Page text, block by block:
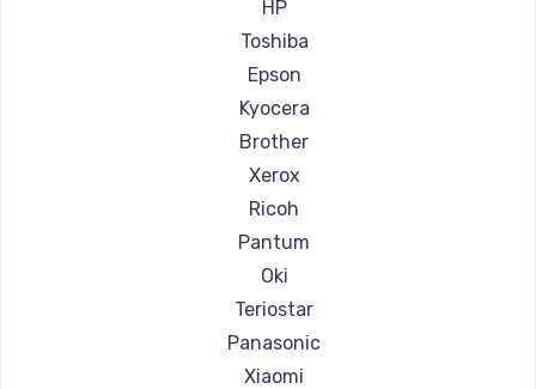
Ремонт принтеров TSC
Ремонт принтеров Godex
HP
Toshiba
Epson
Kyocera
Brother
Xerox
Ricoh
Pantum
Oki
Teriostar
Panasonic
Xiaomi